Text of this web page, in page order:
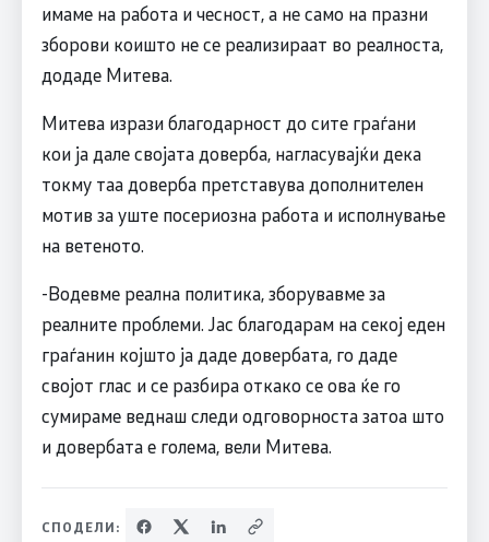
имаме на работа и чесност, а не само на празни
зборови коишто не се реализираат во реалноста,
додаде Митева.
Митева изрази благодарност до сите граѓани
кои ја дале својата доверба, нагласувајќи дека
токму таа доверба претставува дополнителен
мотив за уште посериозна работа и исполнување
на ветеното.
-Водевме реална политика, зборувавме за
реалните проблеми. Јас благодарам на секој еден
граѓанин којшто ја даде довербата, го даде
својот глас и се разбира откако се ова ќе го
сумираме веднаш следи одговорноста затоа што
и довербата е голема, вели Митева.
СПОДЕЛИ: